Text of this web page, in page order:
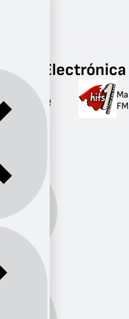
de Electrónica
de